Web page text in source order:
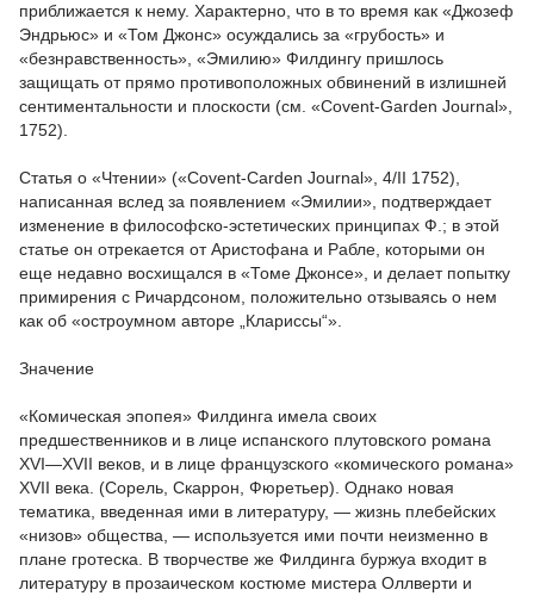
приближается к нему. Характерно, что в то время как «Джозеф
Эндрьюс» и «Том Джонс» осуждались за «грубость» и
«безнравственность», «Эмилию» Филдингу пришлось
защищать от прямо противоположных обвинений в излишней
сентиментальности и плоскости (см. «Covent-Garden Journal»,
1752).
Статья о «Чтении» («Covent-Carden Journal», 4/II 1752),
написанная вслед за появлением «Эмилии», подтверждает
изменение в философско-эстетических принципах Ф.; в этой
статье он отрекается от Аристофана и Рабле, которыми он
еще недавно восхищался в «Томе Джонсе», и делает попытку
примирения с Ричардсоном, положительно отзываясь о нем
как об «остроумном авторе „Клариссы“».
Значение
«Комическая эпопея» Филдинга имела своих
предшественников и в лице испанского плутовского романа
XVI—XVII веков, и в лице французского «комического романа»
XVII века. (Сорель, Скаррон, Фюретьер). Однако новая
тематика, введенная ими в литературу, — жизнь плебейских
«низов» общества, — используется ими почти неизменно в
плане гротеска. В творчестве же Филдинга буржуа входит в
литературу в прозаическом костюме мистера Оллверти и